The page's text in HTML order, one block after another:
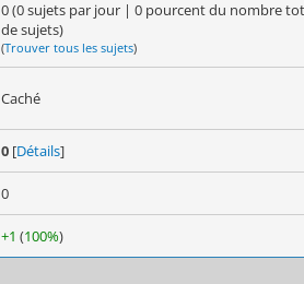
0 (0 sujets par jour | 0 pourcent du nombre
de sujets)
(Trouver tous les sujets)
Caché
0 [Détails]
0
+1 (100%)